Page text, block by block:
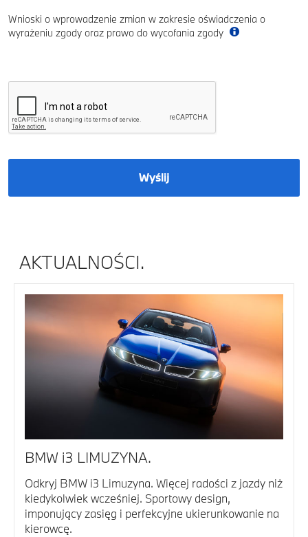
Wnioski o wprowadzenie zmian w zakresie oświadczenia o
wyrażeniu zgody oraz prawo do wycofania zgody
Wyślij
AKTUALNOŚCI.
BMW i3 LIMUZYNA.
Odkryj BMW i3 Limuzyna. Więcej radości z jazdy niż
kiedykolwiek wcześniej. Sportowy design,
imponujący zasięg i perfekcyjne ukierunkowanie na
kierowcę.